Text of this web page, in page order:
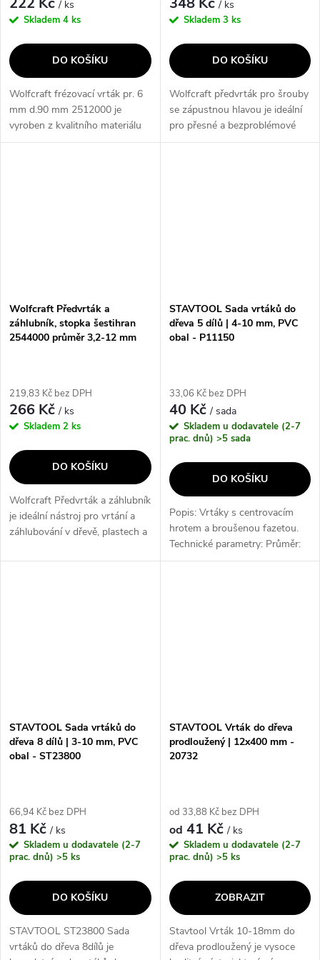
/ ks
Skladem 4 ks
DO KOŠÍKU
Wolfcraft frézovací vrták pr. 6
mm d.90 mm 2512000 je
vyroben z kvalitního materiálu
HSS a je vhodný pro frézování
/ ks
Skladem 3 ks
DO KOŠÍKU
Wolfcraft předvrták pro šrouby
se zápustnou hlavou je ideální
pro přesné a bezproblémové
předvrtání dřeva před
Wolfcraft Předvrták a
záhlubník, stopka šestihran
2544000 průměr 3,2-12 mm
219,83 Kč bez DPH
266 Kč/ ks
Skladem 2 ks
DO KOŠÍKU
Wolfcraft Předvrták a záhlubník
je ideální nástroj pro vrtání a
záhlubování v dřevě, plastech a
šestihranné stopce je možné
STAVTOOL Sada vrtáků do
dřeva 5 dílů | 4-10 mm, PVC
obal - P11150
33,06 Kč bez DPH
40 Kč/ sada
Skladem u dodavatele (2-7
prac. dnů) >5 sada
DO KOŠÍKU
Popis: Vrtáky s centrovacím
hrotem a broušenou fazetou.
Technické parametry: Průměr:
4, 5, 6, 8, 10 mm Krátký popis
STAVTOOL Sada vrtáků do
dřeva 8 dílů | 3-10 mm, PVC
obal - ST23800
66,94 Kč bez DPH
81 Kč/ ks
Skladem u dodavatele (2-7
prac. dnů) >5 ks
DO KOŠÍKU
STAVTOOL ST23800 Sada
vrtáků do dřeva 8dílů je
STAVTOOL Vrták do dřeva
prodloužený | 12x400 mm -
20732
od 33,88 Kč bez DPH
od 41 Kč/ ks
Skladem u dodavatele (2-7
prac. dnů) >5 ks
ZOBRAZIT
Stavtool Vrták 10-18mm do
dřeva prodloužený je vysoce